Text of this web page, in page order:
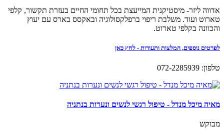
אדווה ליזר- מיסטיקנית המייעצת בכל תחומי החיים בעזרת תקשור, קלפי
טארוט ועוד. משלבת ריפוי ברפלקסולוגיה ובאקסס בארס עם יעוץ
והכוונה בקלפי טארוט.
לפרטים נוספים, המלצות ותעודות - לחץ כאן
טלפון: 072-2285939
מאיה מיכל מנדל - טיפול רגשי לנשים ונערות בנתניה
מבוקש